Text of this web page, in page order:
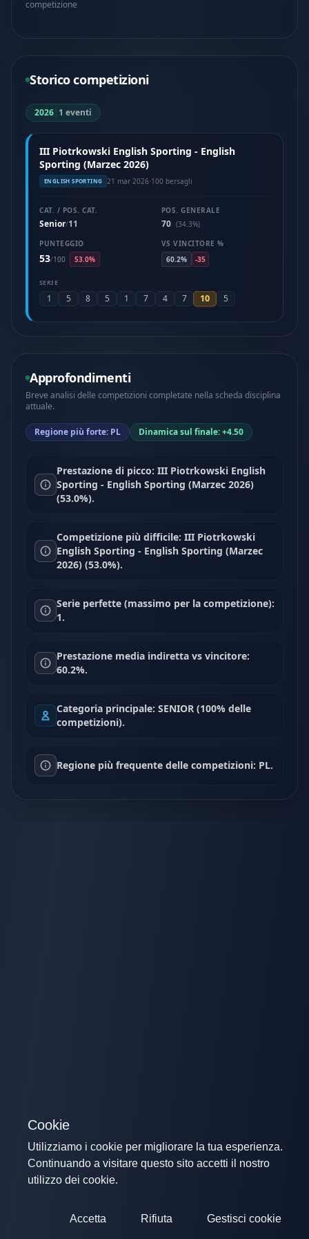
competizione
Storico competizioni
2026| 1 eventi
III Piotrkowski English Sporting - English
Sporting (Marzec 2026)
ENGLISH SPORTING 21 mar 2026·100 bersagli
CAT. / POS. CAT.
Senior/11
POS. GENERALE
70 (34.3%)
PUNTEGGIO
53/100 53.0%
VS VINCITORE %
60.2%
-35
SERIE
1 5 8 5 1 7 4 7 10 5
Approfondimenti
Breve analisi delle competizioni completate nella scheda disciplina
attuale.
Regione più forte: PL Dinamica sul finale: +4.50
Prestazione di picco: III Piotrkowski English
Sporting - English Sporting (Marzec 2026)
(53.0%).
Competizione più difficile: III Piotrkowski
English Sporting - English Sporting (Marzec
2026) (53.0%).
Serie perfette (massimo per la competizione):
1.
Prestazione media indiretta vs vincitore:
60.2%.
Categoria principale: SENIOR (100% delle
competizioni).
Regione più frequente delle competizioni: PL.
Cookie
Utilizziamo i cookie per migliorare la tua esperienza.
Continuando a visitare questo sito accetti il nostro
utilizzo dei cookie.
Accetta Rifiuta Gestisci cookie